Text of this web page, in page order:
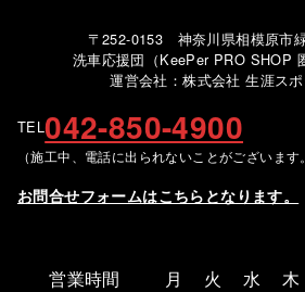
〒252-0153 神奈川県相模原市
洗車応援団（KeePer PRO SHOP
運営会社：株式会社 生涯ス
TEL042-850-4900
（施工中、電話に出られないことがございます
お問合せフォームはこちらとなります。
営業時間 月 火 水 木